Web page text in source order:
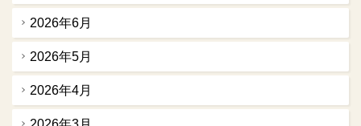
2026年6月
2026年5月
2026年4月